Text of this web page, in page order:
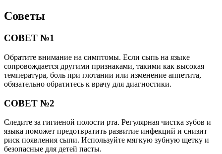
Советы
СОВЕТ №1
Обратите внимание на симптомы. Если сыпь на языке
сопровождается другими признаками, такими как высокая
температура, боль при глотании или изменение аппетита,
обязательно обратитесь к врачу для диагностики.
СОВЕТ №2
Следите за гигиеной полости рта. Регулярная чистка зубов и
языка поможет предотвратить развитие инфекций и снизит
риск появления сыпи. Используйте мягкую зубную щетку и
безопасные для детей пасты.